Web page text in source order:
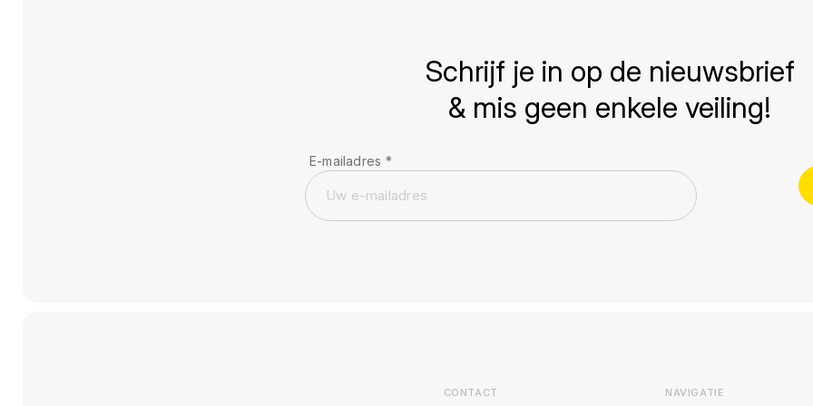
Schrijf je in op de nieuwsbrief
& mis geen enkele veiling!
E-mailadres *
CONTACT NAVIGATIE